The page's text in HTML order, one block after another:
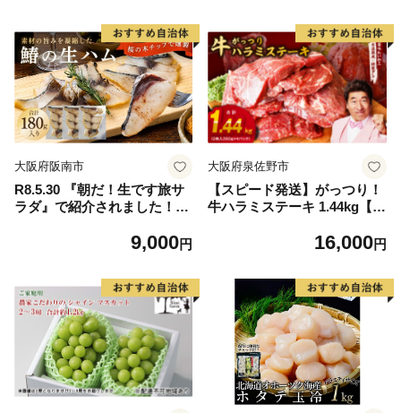
大阪府阪南市
R8.5.30 『朝だ！生です旅サ
ラダ』で紹介されました！朝
生ハム ×3パック（1パックあ
9,000円
大阪府泉佐野市
【スピード発送】がっつり！
牛ハラミステーキ 1.44kg【氷
g×4パック 牛肉 すてーき 焼
16,000円